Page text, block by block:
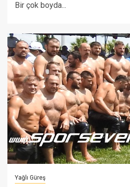
Bir çok boyda...
Yağlı Güreş